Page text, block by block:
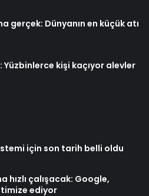
gerçek: Dünyanın en küçük atı
Yüzbinlerce kişi kaçıyor alevler
için son tarih belli oldu
çalışacak: Google,
ediyor